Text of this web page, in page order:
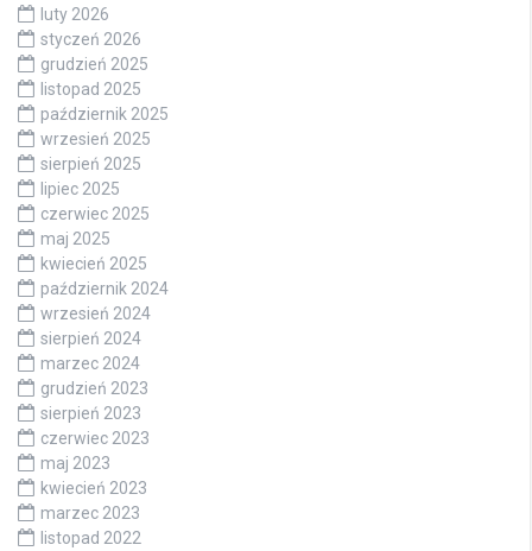
luty 2026
styczeń 2026
grudzień 2025
listopad 2025
październik 2025
wrzesień 2025
sierpień 2025
lipiec 2025
czerwiec 2025
maj 2025
kwiecień 2025
październik 2024
wrzesień 2024
sierpień 2024
marzec 2024
grudzień 2023
sierpień 2023
czerwiec 2023
maj 2023
kwiecień 2023
marzec 2023
listopad 2022